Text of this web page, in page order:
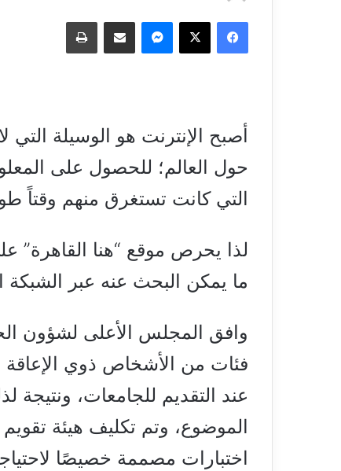
فيسبوك ‫X ماسنجر مشاركة عبر البريد طباعة
أصبح الإنترنت هو الوسيلة التي
حول العالم؛ للحصول على
التي كانت تستغرق منهم وقتاً
لذا يحرص موقع “هنا القاهرة”
ما يمكن البحث عنه عبر
فئات من الأشخاص ذوي الإعاقة
عند التقديم للجامعات،
الموضوع، وتم تكليف هيئة تقويم
اختبارات مصممة خصيصًا